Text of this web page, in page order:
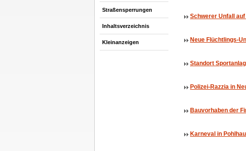
Straßensperrungen
Inhaltsverzeichnis
Kleinanzeigen
Schwerer Unfall
Neue Flüchtlings-
Standort
Polizei-Razzia in
Bauvorhaben der
Karneval in